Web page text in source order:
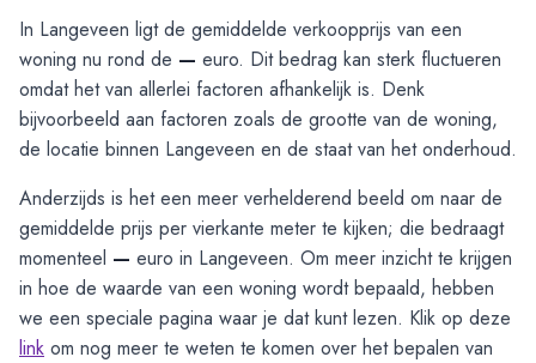
In Langeveen ligt de gemiddelde verkoopprijs van een
woning nu rond de — euro. Dit bedrag kan sterk fluctueren
omdat het van allerlei factoren afhankelijk is. Denk
bijvoorbeeld aan factoren zoals de grootte van de woning,
de locatie binnen Langeveen en de staat van het onderhoud.
Anderzijds is het een meer verhelderend beeld om naar de
gemiddelde prijs per vierkante meter te kijken; die bedraagt
momenteel — euro in Langeveen. Om meer inzicht te krijgen
in hoe de waarde van een woning wordt bepaald, hebben
we een speciale pagina waar je dat kunt lezen. Klik op deze
link om nog meer te weten te komen over het bepalen van